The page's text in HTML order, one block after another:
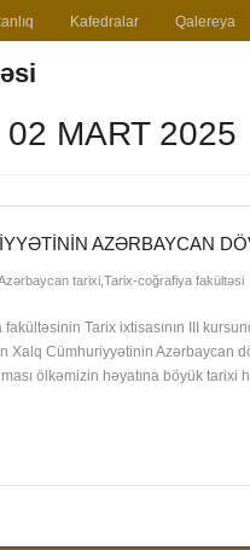
Kafedralar Qalereya
MART 2025
AZƏRBAYCAN
tarixi, Tarix-coğrafiya fakültəsi
Tarix ixtisasının III
Xalq Cümhuriyyətinin Azərbaycan
ölkəmizin həyatına böyük tarixi